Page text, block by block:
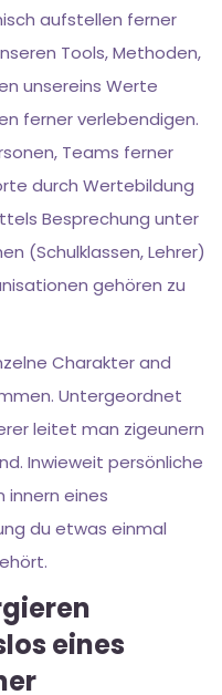
aufstellen ferner
Tools, Methoden,
unsereins Werte
ferner verlebendigen.
Teams ferner
durch Wertebildung
Besprechung unter
(Schulklassen, Lehrer)
gehören zu
Charakter and
Untergeordnet
leitet man zigeunern
Inwieweit persönliche
eines
du etwas einmal
eines